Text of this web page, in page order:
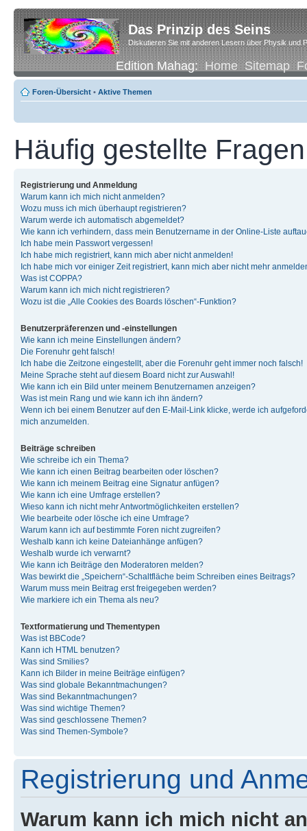
Das Prinzip des Seins
Diskutieren Sie mit anderen Lesern über Physik und
Edition Mahag:Home Sitemap
Foren-Übersicht • Aktive Themen
Häufig gestellte Fragen
Registrierung und Anmeldung
Warum kann ich mich nicht anmelden?
Wozu muss ich mich überhaupt registrieren?
Warum werde ich automatisch abgemeldet?
Wie kann ich verhindern, dass mein Benutzername in der Online-Liste
Ich habe mein Passwort vergessen!
Ich habe mich registriert, kann mich aber nicht anmelden!
Ich habe mich vor einiger Zeit registriert, kann mich aber nicht mehr
Was ist COPPA?
Warum kann ich mich nicht registrieren?
Wozu ist die „Alle Cookies des Boards löschen“-Funktion?
Benutzerpräferenzen und -einstellungen
Wie kann ich meine Einstellungen ändern?
Die Forenuhr geht falsch!
Ich habe die Zeitzone eingestellt, aber die Forenuhr geht immer noch falsch!
Meine Sprache steht auf diesem Board nicht zur Auswahl!
Wie kann ich ein Bild unter meinem Benutzernamen anzeigen?
Was ist mein Rang und wie kann ich ihn ändern?
Wenn ich bei einem Benutzer auf den E-Mail-Link klicke, werde ich
mich anzumelden.
Beiträge schreiben
Wie schreibe ich ein Thema?
Wie kann ich einen Beitrag bearbeiten oder löschen?
Wie kann ich meinem Beitrag eine Signatur anfügen?
Wie kann ich eine Umfrage erstellen?
Wieso kann ich nicht mehr Antwortmöglichkeiten erstellen?
Wie bearbeite oder lösche ich eine Umfrage?
Warum kann ich auf bestimmte Foren nicht zugreifen?
Weshalb kann ich keine Dateianhänge anfügen?
Weshalb wurde ich verwarnt?
Wie kann ich Beiträge den Moderatoren melden?
Was bewirkt die „Speichern“-Schaltfläche beim Schreiben eines Beitrags?
Warum muss mein Beitrag erst freigegeben werden?
Wie markiere ich ein Thema als neu?
Textformatierung und Thementypen
Was ist BBCode?
Kann ich HTML benutzen?
Was sind Smilies?
Kann ich Bilder in meine Beiträge einfügen?
Was sind globale Bekanntmachungen?
Was sind Bekanntmachungen?
Was sind wichtige Themen?
Was sind geschlossene Themen?
Was sind Themen-Symbole?
Registrierung und
Warum kann ich mich nicht